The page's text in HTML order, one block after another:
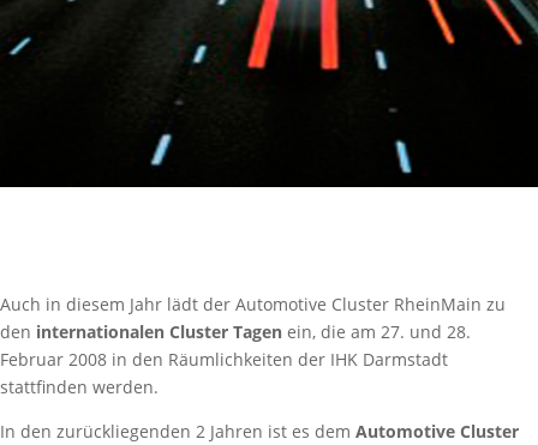
Auch in diesem Jahr lädt der Automotive Cluster RheinMain zu
den internationalen Cluster Tagen ein, die am 27. und 28.
Februar 2008 in den Räumlichkeiten der IHK Darmstadt
stattfinden werden.
In den zurückliegenden 2 Jahren ist es dem Automotive Cluster